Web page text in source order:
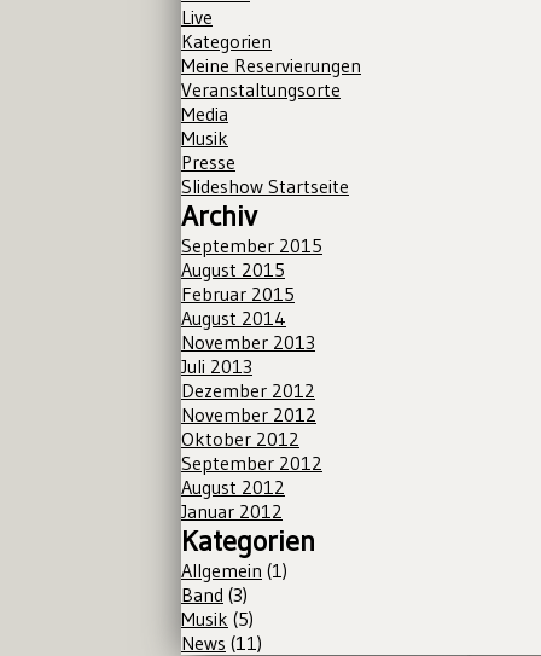
Live
Kategorien
Meine Reservierungen
Veranstaltungsorte
Media
Musik
Presse
Slideshow Startseite
Archiv
September 2015
August 2015
Februar 2015
August 2014
November 2013
Juli 2013
Dezember 2012
November 2012
Oktober 2012
September 2012
August 2012
Januar 2012
Kategorien
Allgemein (1)
Band (3)
Musik (5)
News (11)